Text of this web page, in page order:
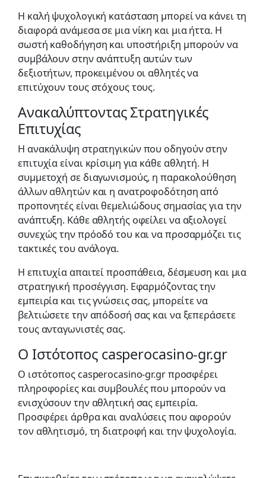
Η καλή ψυχολογική κατάσταση μπορεί να κάνει τη
διαφορά ανάμεσα σε μια νίκη και μια ήττα. Η
σωστή καθοδήγηση και υποστήριξη μπορούν να
συμβάλουν στην ανάπτυξη αυτών των
δεξιοτήτων, προκειμένου οι αθλητές να
επιτύχουν τους στόχους τους.
Ανακαλύπτοντας Στρατηγικές
Επιτυχίας
Η ανακάλυψη στρατηγικών που οδηγούν στην
επιτυχία είναι κρίσιμη για κάθε αθλητή. Η
συμμετοχή σε διαγωνισμούς, η παρακολούθηση
άλλων αθλητών και η ανατροφοδότηση από
προπονητές είναι θεμελιώδους σημασίας για την
ανάπτυξη. Κάθε αθλητής οφείλει να αξιολογεί
συνεχώς την πρόοδό του και να προσαρμόζει τις
τακτικές του ανάλογα.
Η επιτυχία απαιτεί προσπάθεια, δέσμευση και μια
στρατηγική προσέγγιση. Εφαρμόζοντας την
εμπειρία και τις γνώσεις σας, μπορείτε να
βελτιώσετε την απόδοσή σας και να ξεπεράσετε
τους ανταγωνιστές σας.
Ο Ιστότοπος casperocasino-gr.gr
Ο ιστότοπος casperocasino-gr.gr προσφέρει
πληροφορίες και συμβουλές που μπορούν να
ενισχύσουν την αθλητική σας εμπειρία.
Προσφέρει άρθρα και αναλύσεις που αφορούν
τον αθλητισμό, τη διατροφή και την ψυχολογία.